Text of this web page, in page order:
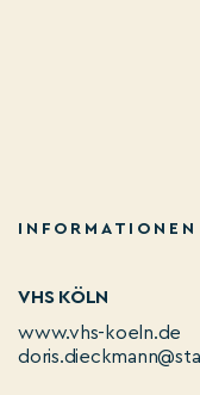
VHS KÖLN
www.vhs-koeln.de